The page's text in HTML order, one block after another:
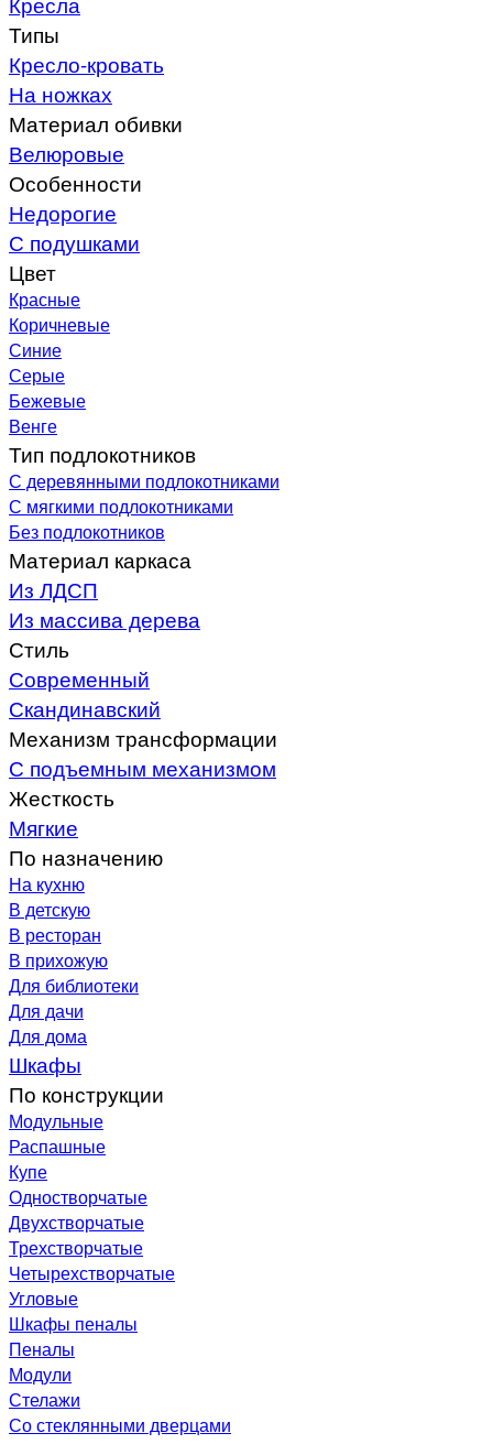
Типы
Кресло-кровать
На ножках
Материал обивки
Велюровые
Особенности
Недорогие
С подушками
Цвет
Красные
Коричневые
Синие
Серые
Бежевые
Венге
Тип подлокотников
С деревянными подлокотниками
С мягкими подлокотниками
Без подлокотников
Материал каркаса
Из ЛДСП
Из массива дерева
Стиль
Современный
Скандинавский
Механизм трансформации
С подъемным механизмом
Жесткость
Мягкие
По назначению
На кухню
В детскую
В ресторан
В прихожую
Для библиотеки
Для дачи
Для дома
Шкафы
По конструкции
Модульные
Распашные
Купе
Одностворчатые
Двухстворчатые
Трехстворчатые
Четырехстворчатые
Угловые
Шкафы пеналы
Пеналы
Модули
Стелажи
Со стеклянными дверцами